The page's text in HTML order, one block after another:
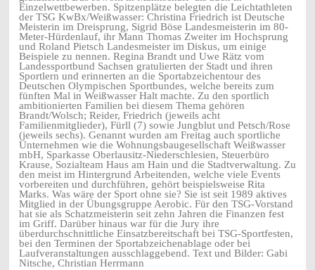
Einzelwettbewerben. Spitzenplätze belegten die Leichtathleten
der TSG KwBx/Weißwasser: Christina Friedrich ist Deutsche
Meisterin im Dreisprung, Sigrid Böse Landesmeisterin im 80-
Meter-Hürdenlauf, ihr Mann Thomas Zweiter im Hochsprung
und Roland Pietsch Landesmeister im Diskus, um einige
Beispiele zu nennen. Regina Brandt und Uwe Rätz vom
Landessportbund Sachsen gratulierten der Stadt und ihren
Sportlern und erinnerten an die Sportabzeichentour des
Deutschen Olympischen Sportbundes, welche bereits zum
fünften Mal in Weißwasser Halt machte. Zu den sportlich
ambitionierten Familien bei diesem Thema gehören
Brandt/Wolsch; Reider, Friedrich (jeweils acht
Familienmitglieder), Fürll (7) sowie Jungblut und Petsch/Rose
(jeweils sechs). Genannt wurden am Freitag auch sportliche
Unternehmen wie die Wohnungsbaugesellschaft Weißwasser
mbH, Sparkasse Oberlausitz-Niederschlesien, Steuerbüro
Krause, Sozialteam Haus am Hain und die Stadtverwaltung. Zu
den meist im Hintergrund Arbeitenden, welche viele Events
vorbereiten und durchführen, gehört beispielsweise Rita
Marks. Was wäre der Sport ohne sie? Sie ist seit 1989 aktives
Mitglied in der Übungsgruppe Aerobic. Für den TSG-Vorstand
hat sie als Schatzmeisterin seit zehn Jahren die Finanzen fest
im Griff. Darüber hinaus war für die Jury ihre
überdurchschnittliche Einsatzbereitschaft bei TSG-Sportfesten,
bei den Terminen der Sportabzeichenablage oder bei
Laufveranstaltungen ausschlaggebend. Text und Bilder: Gabi
Nitsche, Christian Herrmann